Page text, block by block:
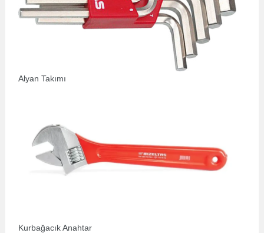
Alyan Takımı
Kurbağacık Anahtar